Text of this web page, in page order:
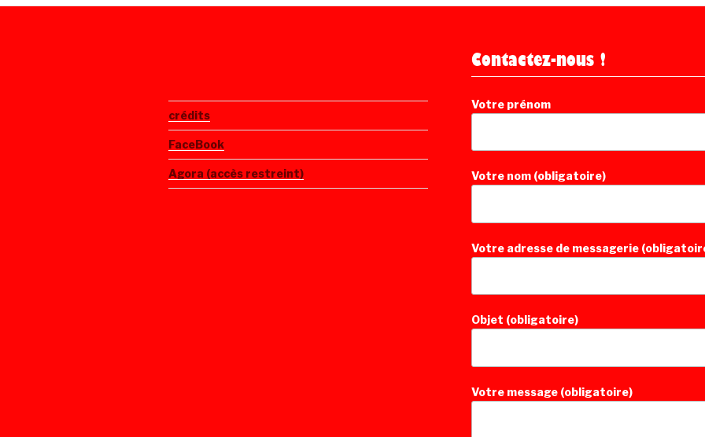
crédits
FaceBook
Agora (accès restreint)
Contactez-nous !
Votre prénom
Votre nom (obligatoire)
Votre adresse de messagerie
Objet (obligatoire)
Votre message (obligatoire)